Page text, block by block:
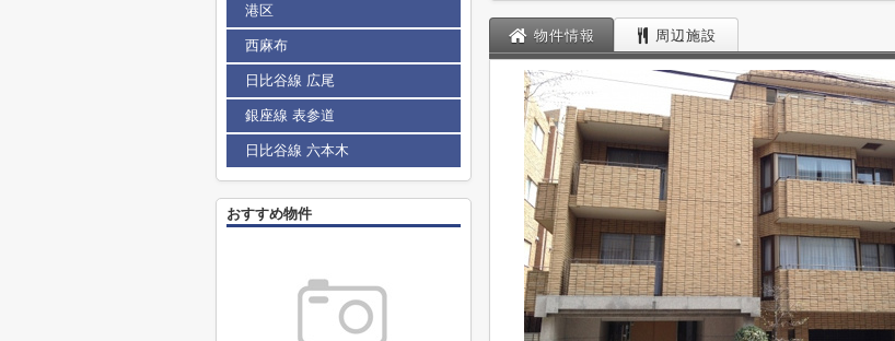
物件情報 周辺施設
港区
西麻布
日比谷線 広尾
銀座線 表参道
日比谷線 六本木
おすすめ物件